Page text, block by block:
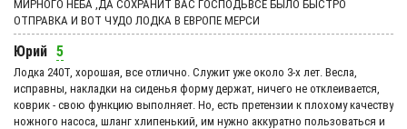
МИРНОГО НЕБА ,ДА СОХРАНИТ ВАС ГОСПОДЬВСЕ БЫЛО БЫСТРО
ОТПРАВКА И ВОТ ЧУДО ЛОДКА В ЕВРОПЕ МЕРСИ
Юрий 5
Лодка 240Т, хорошая, все отлично. Служит уже около 3-х лет. Весла,
исправны, накладки на сиденья форму держат, ничего не отклеивается,
коврик - свою функцию выполняет. Но, есть претензии к плохому качеству
ножного насоса, шланг хлипенький, им нужно аккуратно пользоваться и